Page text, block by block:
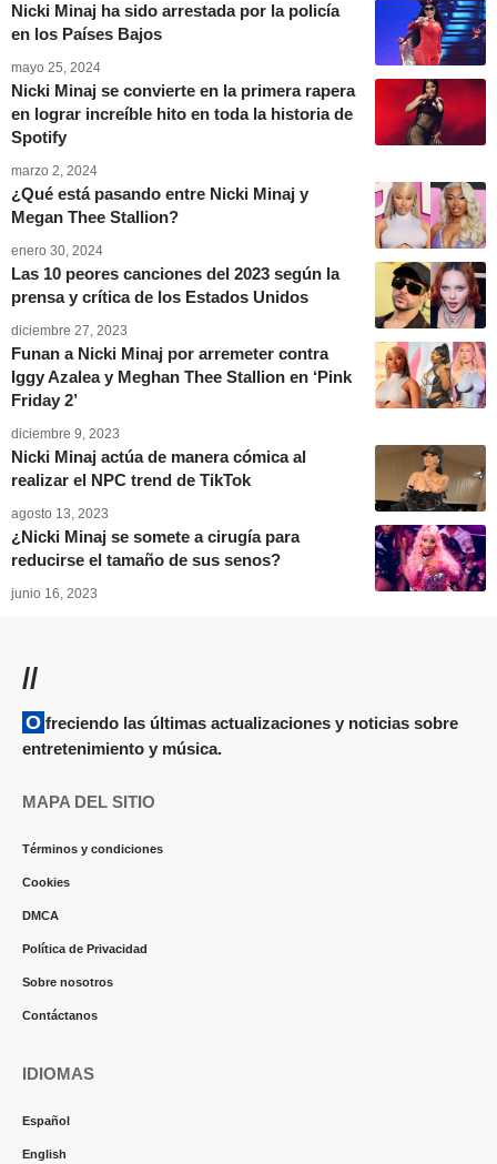
Nicki Minaj ha sido arrestada por la policía
en los Países Bajos
mayo 25, 2024
Nicki Minaj se convierte en la primera rapera
en lograr increíble hito en toda la historia de
Spotify
marzo 2, 2024
¿Qué está pasando entre Nicki Minaj y
Megan Thee Stallion?
enero 30, 2024
Las 10 peores canciones del 2023 según la
prensa y crítica de los Estados Unidos
diciembre 27, 2023
Funan a Nicki Minaj por arremeter contra
Iggy Azalea y Meghan Thee Stallion en ‘Pink
Friday 2’
diciembre 9, 2023
Nicki Minaj actúa de manera cómica al
realizar el NPC trend de TikTok
agosto 13, 2023
¿Nicki Minaj se somete a cirugía para
reducirse el tamaño de sus senos?
junio 16, 2023
//
Ofreciendo las últimas actualizaciones y noticias sobre
entretenimiento y música.
MAPA DEL SITIO
Términos y condiciones
Cookies
DMCA
Política de Privacidad
Sobre nosotros
Contáctanos
IDIOMAS
Español
English